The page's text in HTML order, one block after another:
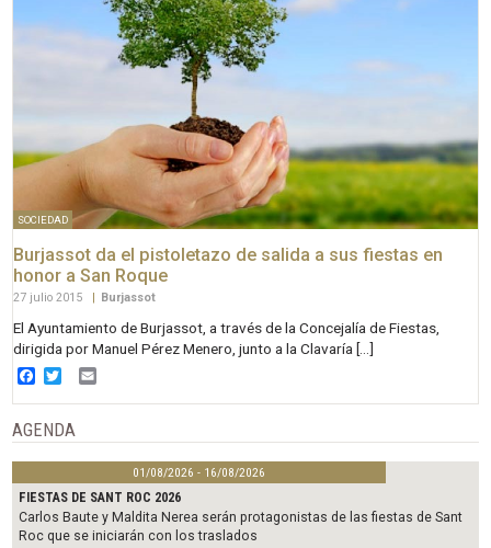
SOCIEDAD
Burjassot da el pistoletazo de salida a sus fiestas en
honor a San Roque
27 julio 2015 | Burjassot
El Ayuntamiento de Burjassot, a través de la Concejalía de Fiestas,
dirigida por Manuel Pérez Menero, junto a la Clavaría […]
Facebook
Twitter
AGENDA
01/08/2026 - 16/08/2026
FIESTAS DE SANT ROC 2026
Carlos Baute y Maldita Nerea serán protagonistas de las fiestas de Sant
Roc que se iniciarán con los traslados